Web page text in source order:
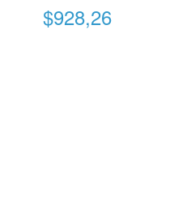
$928,26